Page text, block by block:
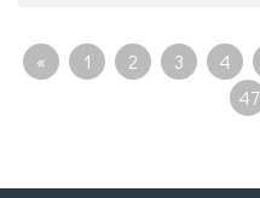
« 1 2 3 4
47